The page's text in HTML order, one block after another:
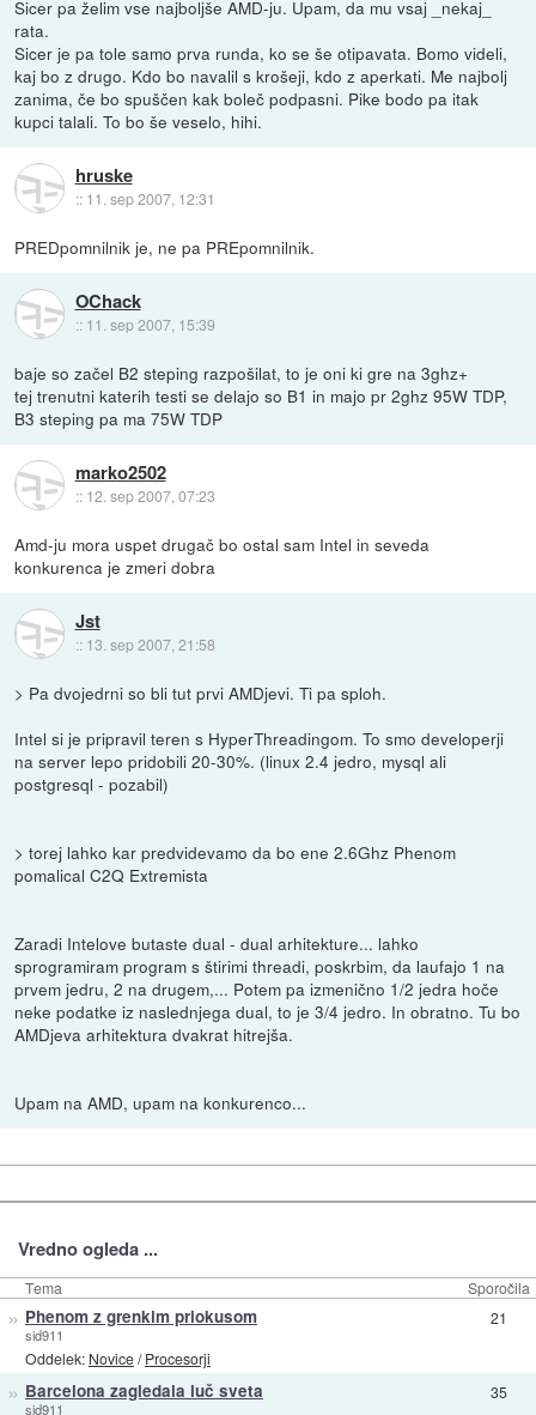
Sicer pa želim vse najboljše AMD-ju. Upam, da mu vsaj _nekaj_
rata.
Sicer je pa tole samo prva runda, ko se še otipavata. Bomo videli,
kaj bo z drugo. Kdo bo navalil s krošeji, kdo z aperkati. Me najbolj
zanima, če bo spuščen kak boleč podpasni. Pike bodo pa itak
kupci talali. To bo še veselo, hihi.
hruske
:: 11. sep 2007, 12:31
PREDpomnilnik je, ne pa PREpomnilnik.
OChack
:: 11. sep 2007, 15:39
baje so začel B2 steping razpošilat, to je oni ki gre na 3ghz+
tej trenutni katerih testi se delajo so B1 in majo pr 2ghz 95W TDP,
B3 steping pa ma 75W TDP
marko2502
:: 12. sep 2007, 07:23
Amd-ju mora uspet drugač bo ostal sam Intel in seveda
konkurenca je zmeri dobra
Jst
:: 13. sep 2007, 21:58
> Pa dvojedrni so bli tut prvi AMDjevi. Ti pa sploh.
Intel si je pripravil teren s HyperThreadingom. To smo developerji
na server lepo pridobili 20-30%. (linux 2.4 jedro, mysql ali
postgresql - pozabil)
> torej lahko kar predvidevamo da bo ene 2.6Ghz Phenom
pomalical C2Q Extremista
Zaradi Intelove butaste dual - dual arhitekture... lahko
sprogramiram program s štirimi threadi, poskrbim, da laufajo 1 na
prvem jedru, 2 na drugem,... Potem pa izmenično 1/2 jedra hoče
neke podatke iz naslednjega dual, to je 3/4 jedro. In obratno. Tu bo
AMDjeva arhitektura dvakrat hitrejša.
Upam na AMD, upam na konkurenco...
Vredno ogleda ...
Tema Sporočila
» Phenom z grenkim priokusom
sid911
Oddelek: Novice/Procesorji
21
» Barcelona zagledala luč sveta
sid911
35